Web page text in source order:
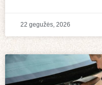
22 gegužės, 2026